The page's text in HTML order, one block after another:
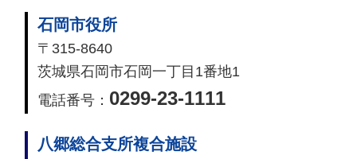
石岡市役所
〒315-8640
茨城県石岡市石岡一丁目1番地1
電話番号： 0299-23-1111
八郷総合支所複合施設